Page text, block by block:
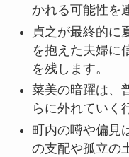
かれる可能性を
貞之が最終的に
を抱えた夫婦に
を残します。
菜美の暗躍は、
らに外れていく
町内の噂や偏見
の支配や孤立の